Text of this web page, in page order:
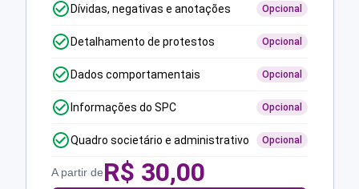
Dívidas, negativas e anotações Opcional
Detalhamento de protestos Opcional
Dados comportamentais Opcional
Informações do SPC Opcional
Quadro societário e administrativo Opcional
A partir deR$ 30,00